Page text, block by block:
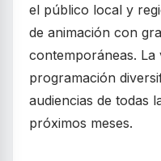
el público local y
de animación con
contemporáneas.
programación
audiencias de todas
próximos meses.